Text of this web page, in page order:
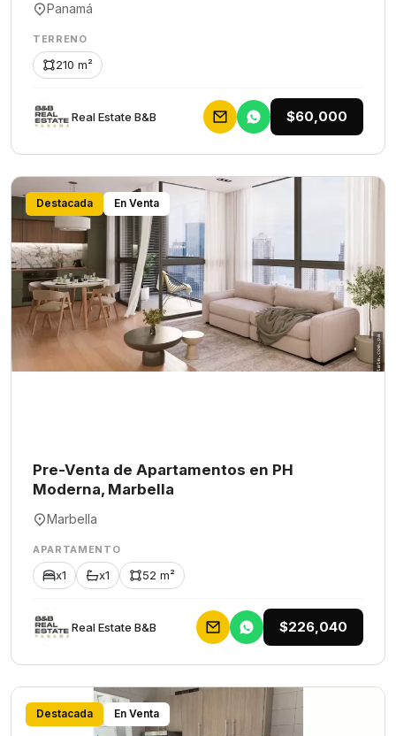
Panamá
TERRENO
210 m²
Rеаl Еstаtе В&В $60,000
Destacada En Venta
Pre-Venta de Apartamentos en PH
Moderna, Marbella
Marbella
APARTAMENTO
x1 x1 52 m²
Rеаl Еstаtе В&В $226,040
Destacada En Venta